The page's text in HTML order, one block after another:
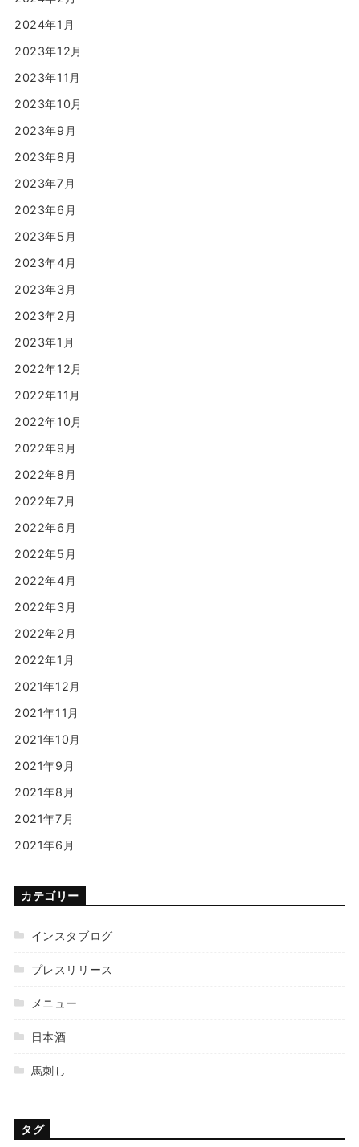
2024年1月
2023年12月
2023年11月
2023年10月
2023年9月
2023年8月
2023年7月
2023年6月
2023年5月
2023年4月
2023年3月
2023年2月
2023年1月
2022年12月
2022年11月
2022年10月
2022年9月
2022年8月
2022年7月
2022年6月
2022年5月
2022年4月
2022年3月
2022年2月
2022年1月
2021年12月
2021年11月
2021年10月
2021年9月
2021年8月
2021年7月
2021年6月
カテゴリー
インスタブログ
プレスリリース
メニュー
日本酒
馬刺し
タグ